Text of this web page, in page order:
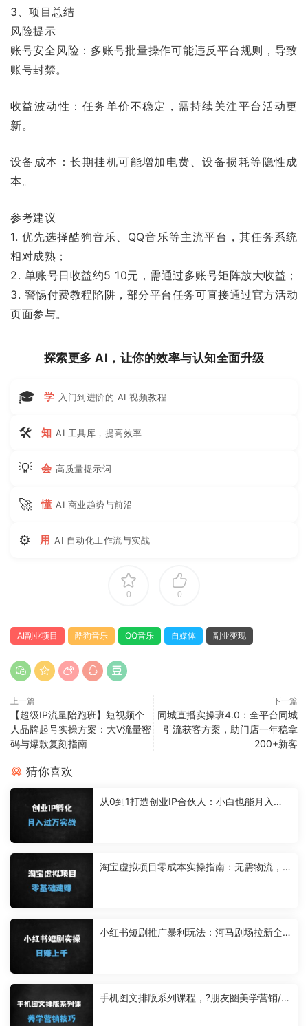
3、项目总结
风险提示
账号安全风险：多账号批量操作可能违反平台规则，导致
账号封禁。
收益波动性：任务单价不稳定，需持续关注平台活动更
新。
设备成本：长期挂机可能增加电费、设备损耗等隐性成
本。
参考建议
1. 优先选择酷狗音乐、QQ音乐等主流平台，其任务系统
相对成熟；
2. 单账号日收益约5 10元，需通过多账号矩阵放大收益；
3. 警惕付费教程陷阱，部分平台任务可直接通过官方活动
页面参与。
探索更多 AI，让你的效率与认知全面升级
🎓 学 入门到进阶的 AI 视频教程
🛠 知 AI 工具库，提高效率
💡 会 高质量提示词
🚀 懂 AI 商业趋势与前沿
⚙ 用 AI 自动化工作流与实战
0 0
AI副业项目 酷狗音乐 QQ音乐 自媒体 副业变现
上一篇
【超级IP流量陪跑班】短视频个
人品牌起号实操方案：大V流量密
码与爆款复刻指南
下一篇
同城直播实操班4.0：全平台同城
引流获客方案，助门店一年稳拿
200+新客
猜你喜欢
从0到1打造创业IP合伙人：小白也能月入过
淘宝虚拟项目零成本实操指南：无需物流，
小红书短剧推广暴利玩法：河马剧场拉新全
手机图文排版系列课程，?朋友圈美学营销/图